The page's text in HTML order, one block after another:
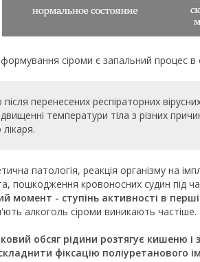
сіроми є запальний процес в
перенесених респіраторних
температури тіла з різних
патологія, реакція організму на
пошкодження кровоносних судин під
момент - ступінь активності в перші
алкоголь сіроми виникають частіше.
обсяг рідини розтягує кишеню
фікcацію поліуретанового